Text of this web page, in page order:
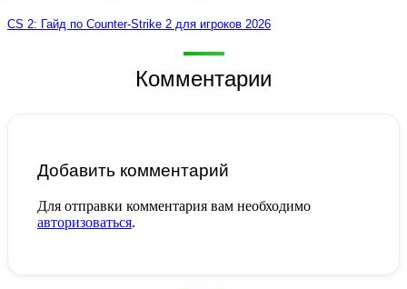
CS 2: Гайд по Counter-Strike 2 для игроков 2026
Комментарии
Добавить комментарий
Для отправки комментария вам необходимо
авторизоваться.